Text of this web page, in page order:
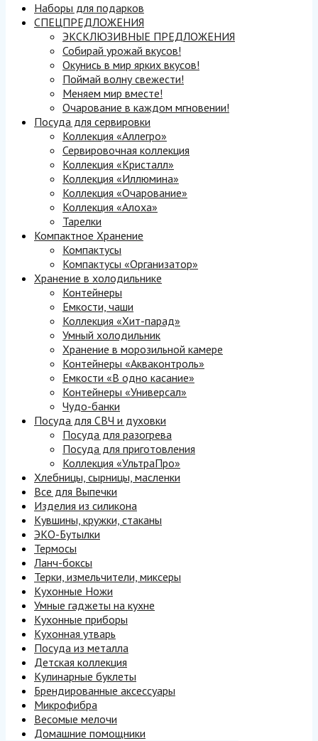
Наборы для подарков
СПЕЦПРЕДЛОЖЕНИЯ
ЭКСКЛЮЗИВНЫЕ ПРЕДЛОЖЕНИЯ
Собирай урожай вкусов!
Окунись в мир ярких вкусов!
Поймай волну свежести!
Меняем мир вместе!
Очарование в каждом мгновении!
Посуда для сервировки
Коллекция «Аллегро»
Сервировочная коллекция
Коллекция «Кристалл»
Коллекция «Иллюмина»
Коллекция «Очарование»
Коллекция «Алоха»
Тарелки
Компактное Хранение
Компактусы
Компактусы «Организатор»
Хранение в холодильнике
Контейнеры
Емкости, чаши
Коллекция «Хит-парад»
Умный холодильник
Хранение в морозильной камере
Контейнеры «Акваконтроль»
Емкости «В одно касание»
Контейнеры «Универсал»
Чудо-банки
Посуда для СВЧ и духовки
Посуда для разогрева
Посуда для приготовления
Коллекция «УльтраПро»
Хлебницы, сырницы, масленки
Все для Выпечки
Изделия из силикона
Кувшины, кружки, стаканы
ЭКО-Бутылки
Термосы
Ланч-боксы
Терки, измельчители, миксеры
Кухонные Ножи
Умные гаджеты на кухне
Кухонные приборы
Кухонная утварь
Посуда из металла
Детская коллекция
Кулинарные буклеты
Брендированные аксессуары
Микрофибра
Весомые мелочи
Домашние помощники